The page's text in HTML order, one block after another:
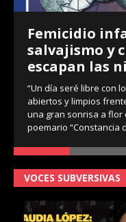
Femicidio
salvajismo y
escapan las
“Un día seré libre con
abiertos y limpios
una gran sonrisa a flor
poemario “Constancia
VOCES SUBVERSIVAS